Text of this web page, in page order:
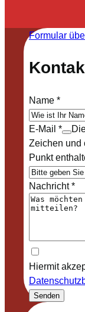
Formular
Name*
E-Mail *
Zeichen und
Punkt
Nachricht*
Hiermit
Senden